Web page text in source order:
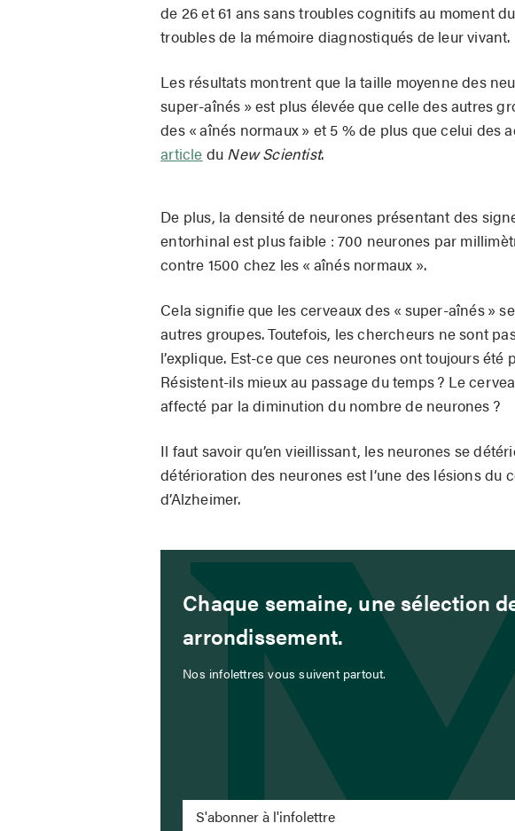
de 26 et 61 ans sans troubles cognitifs au moment
troubles de la mémoire diagnostiqués de leur vivant.
Les résultats montrent que la taille moyenne des
super-aînés » est plus élevée que celle des autres
des « aînés normaux » et 5 % de plus que celui des
article du New Scientist.
De plus, la densité de neurones présentant des
entorhinal est plus faible : 700 neurones par
contre 1500 chez les « aînés normaux ».
Cela signifie que les cerveaux des « super-aînés »
autres groupes. Toutefois, les chercheurs ne sont
l’explique. Est-ce que ces neurones ont toujours été
Résistent-ils mieux au passage du temps ? Le
affecté par la diminution du nombre de neurones ?
Il faut savoir qu’en vieillissant, les neurones se
détérioration des neurones est l’une des lésions du
d’Alzheimer.
Chaque semaine, une sélection
arrondissement.
Nos infolettres vous suivent partout.
S'abonner à l'infolettre